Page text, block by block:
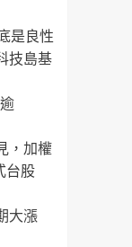
是良性
技島基
，加權
台股
大漲